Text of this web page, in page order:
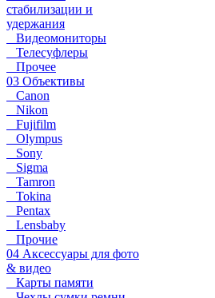
стабилизации и
удержания
Видеомониторы
Телесуфлеры
Прочее
03 Объективы
Canon
Nikon
Fujifilm
Olympus
Sony
Sigma
Tamron
Tokina
Pentax
Lensbaby
Прочие
04 Аксессуары для фото
& видео
Карты памяти